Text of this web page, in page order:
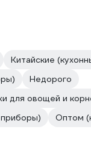
Китайские
Недорого
для овощей и
Оптом